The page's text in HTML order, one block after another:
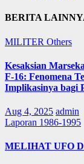
BERITA
MILITER Others
Kesaksian
F-16: Fenomena
Implikasinya bagi
Aug 4, 2025 admin
Laporan 1986-1995
MELIHAT UFO